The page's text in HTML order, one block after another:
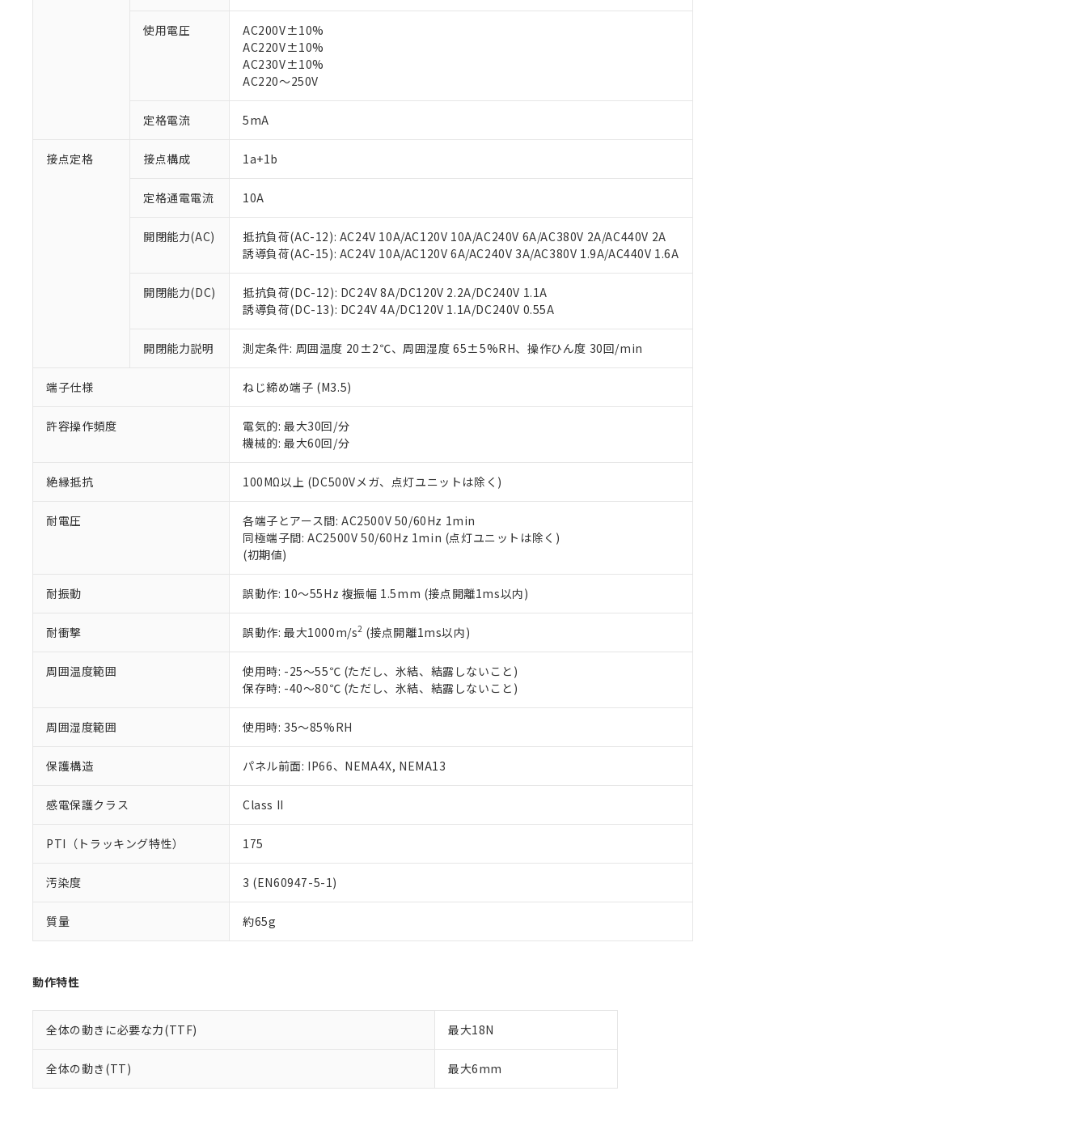
使用電圧
AC200V±10%
AC220V±10%
AC230V±10%
AC220～250V
定格電流 5mA
接点定格 接点構成 1a+1b
定格通電電流 10A
開閉能力(AC)
抵抗負荷(AC-12): AC24V 10A/AC120V 10A/AC240V 6A/AC380V 2A/AC440V 2A
誘導負荷(AC-15): AC24V 10A/AC120V 6A/AC240V 3A/AC380V 1.9A/AC440V 1.6A
開閉能力(DC)
抵抗負荷(DC-12): DC24V 8A/DC120V 2.2A/DC240V 1.1A
誘導負荷(DC-13): DC24V 4A/DC120V 1.1A/DC240V 0.55A
開閉能力説明 測定条件: 周囲温度 20±2℃、周囲湿度 65±5%RH、操作ひん度 30回/min
端子仕様 ねじ締め端子 (M3.5)
許容操作頻度
電気的: 最大30回/分
機械的: 最大60回/分
絶縁抵抗 100MΩ以上 (DC500Vメガ、点灯ユニットは除く)
耐電圧
各端子とアース間: AC2500V 50/60Hz 1min
同極端子間: AC2500V 50/60Hz 1min (点灯ユニットは除く)
(初期値)
耐振動 誤動作: 10～55Hz 複振幅 1.5mm (接点開離1ms以内)
耐衝撃 誤動作: 最大1000m/s2 (接点開離1ms以内)
周囲温度範囲
使用時: -25～55℃ (ただし、氷結、結露しないこと)
保存時: -40～80℃ (ただし、氷結、結露しないこと)
周囲湿度範囲 使用時: 35～85%RH
保護構造 パネル前面: IP66、NEMA4X, NEMA13
感電保護クラス Class II
PTI（トラッキング特性） 175
汚染度 3 (EN60947-5-1)
質量 約65g
動作特性
全体の動きに必要な力(TTF) 最大18N
全体の動き(TT) 最大6mm
ご利用条件
くものです。
当社制御機器事業取扱商品の中には、本サービスの対象外となる商品もあることをご了承ください。
在庫状況および標準価格照会結果は、記載している更新日時点での社内データに基づき作成されるも
のであり、閲覧された時点での実際の在庫および標準価格とは異なる場合があることをご了承くださ
い。
正式な納期状況および標準価格はお客様のお取引先、またはお客様担当のオムロン制御機器販売店・
当社販売員にご相談ください。
在庫状況および標準価格結果を当社の事前の承諾なく第三者に漏洩または開示しないようお願いしま
す。
マイパーツ機能（部品リスト作成サービス）をご利用いただくには、I-Webメンバーズにご登録され
ている必要があります。
お客様が当ウェブサイト上で当社にご登録された部品リストについて、当社および当社の共同利用者
が、当社の製品・サービスに関するお客様との取引・商談に必要な範囲で利用することをご了承くだ
※当社の共同利用者とは、
"個人情報の共同利用に関して"
いる法人を指します。
※1 対応状況
対応済み：EU RoHS指令（10物質）の非含有に対応した製品が提供可能な商品です。
対応予定：EU RoHS指令（10物質）の非含有に対応した製品に切り替える予定のある商品です。
対応予定なし：EU RoHS指令（10物質）の非含有に非対応の商品で、対応品を出す予定はありません。
調査・確認中：EU RoHS指令（10物質）の非含有の対応状況を調査中または確認中の商品です。
仕入先様の事情により、非含有部品としていたものが、含有品と判明した場合などやむを得ず変更すること
があります。
*EU RoHS指令（10物質）：
鉛(Pb) 1000ppm以下、 水銀(Hg) 1000ppm以下、 カドミウム(Cd) 100ppm以下、
フタル酸ビス(2-エチルヘキシル) (DEHP)(別名：DOP) 1000ppm以下、フタル酸ブチルベンジル（BBP） 1000ppm以下、フタル酸ジブチ
ル（DBP） 1000ppm以下、フタル酸ジイソブチル (DIBP) 1000ppm以下
但し、RoHS指令で産業用監視および制御機器に対する適用除外項目は除く。
フタル酸エステル類の４物質については閾値を超える意図的な使用がないことを確認しています。
部品在庫の切り替え状況などにより、予定月が前後することがあります。
※3 非含有証明書ダウンロード
下記の非含有証明書をダウンロードすることができます。
EU RoHS指令（10物質）の非含有証明書
※本証明書は発行日時点で非含有を証明するもので、過去に遡って非含有を証明するものではありません。
また、RoHS指令のフタル酸エステル類４物質の対応では、対応完了までの期間は出荷製品に未対応品が
混在することから備考欄に対応日を記載しておりました。
既に当社にて対応品への在庫切替を完了していることから、特段のことがない限り、2022年1月12日よ
り割愛しております。
※1 中国RoHS○×表
「○」：最大均質材料含有率が中国RoHSの基準値以下であることを示します。
「×」：最大均質材料含有率が中国RoHSの基準値を超えていることを示します。
「－」：未確認です。当社販売部門へお問い合わせください。
*中国RoHS10物質の基準値 (GB/T26572)：
Pb(鉛) :1000ppm、 Hg(水銀) : 1000ppm、 Cd(カドミウム) : 100ppm、
Cr(Ⅵ)(六価クロム) : 1000ppm、 PBBs(ポリ臭化ビフェニル類) : 1000ppm、 PBDEs(ポリ臭化ジフェニルエーテル類) : 1000ppm、
DEHP(フタル酸ビス(2-エチルヘキシル)) : 1000ppm
※2 環境保護使用期限
「10」：通常の使用状況下において有害物質が外部に漏えいし、環境に深刻な影響を及ぼさない年数を意
味します。
「－」：未確認です。当社販売部門へお問い合わせください。
う）を輸出または国外への提供する場合は、日本国政府の輸出許可(または役務取引許可)を取得する
などの必要な手続きをとります。
当社は規制貨物を破棄する場合は、完全に破砕するなど、違法に輸出されないよう必要な手段を講じ
ます。
当社は貴社製品を、核兵器、ミサイル、化学兵器、生物兵器またはその他武器並びにこれらの製造装
置等に一切使用いたしません。
また当社は、販売先および販売に係わる関係者が違法に輸出するおそれがある場合は、取り引きをい
たしません。
記
号
説明
○ 一定数以上の在庫あり
機器販売店・当社販売員にご確認ください)
白
受注生産機種、また在庫状況の情報を公開していない機種